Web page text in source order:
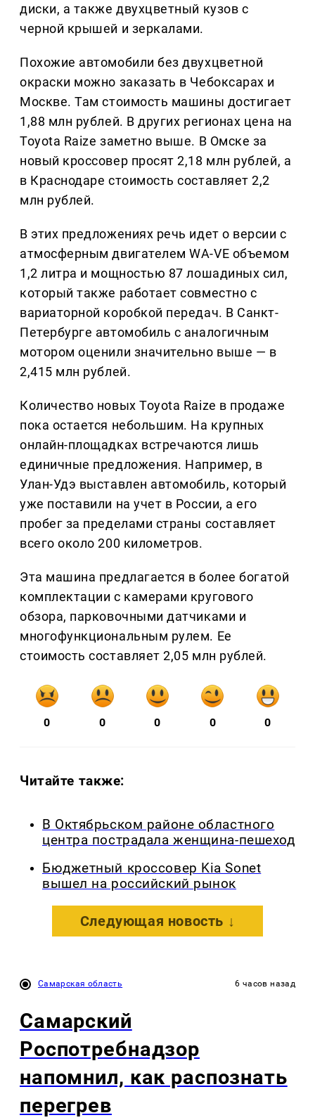
диски, а также двухцветный кузов с
черной крышей и зеркалами.
Похожие автомобили без двухцветной
окраски можно заказать в Чебоксарах и
Москве. Там стоимость машины достигает
1,88 млн рублей. В других регионах цена на
Toyota Raize заметно выше. В Омске за
новый кроссовер просят 2,18 млн рублей, а
в Краснодаре стоимость составляет 2,2
млн рублей.
В этих предложениях речь идет о версии с
атмосферным двигателем WA-VE объемом
1,2 литра и мощностью 87 лошадиных сил,
который также работает совместно с
вариаторной коробкой передач. В Санкт-
Петербурге автомобиль с аналогичным
мотором оценили значительно выше — в
2,415 млн рублей.
Количество новых Toyota Raize в продаже
пока остается небольшим. На крупных
онлайн-площадках встречаются лишь
единичные предложения. Например, в
Улан-Удэ выставлен автомобиль, который
уже поставили на учет в России, а его
пробег за пределами страны составляет
всего около 200 километров.
Эта машина предлагается в более богатой
комплектации с камерами кругового
обзора, парковочными датчиками и
многофункциональным рулем. Ее
стоимость составляет 2,05 млн рублей.
0 0 0 0 0
Читайте также:
В Октябрьском районе областного
центра пострадала женщина-пешеход
Бюджетный кроссовер Kia Sonet
вышел на российский рынок
Следующая новость ↓
Самарская область 6 часов назад
Самарский
Роспотребнадзор
напомнил, как распознать
перегрев